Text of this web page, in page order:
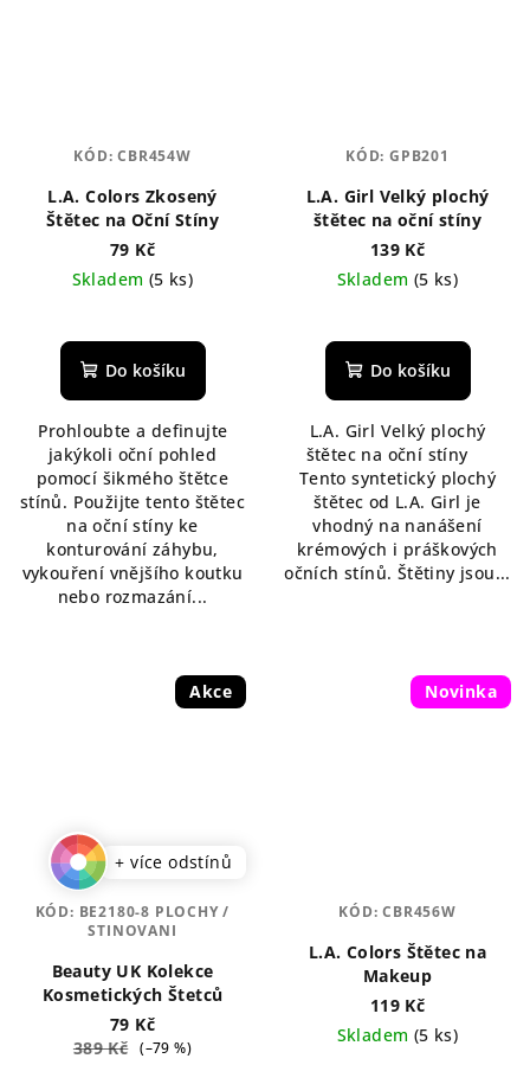
L.A. Colors Zkosený
Štětec na Oční Stíny
79 Kč
Skladem (5 ks)
Do košíku
Prohloubte a definujte
jakýkoli oční pohled
pomocí šikmého štětce
stínů. Použijte tento štětec
na oční stíny ke
konturování záhybu,
vykouření vnějšího koutku
nebo rozmazání...
KÓD:CBR454W
L.A. Girl Velký plochý
štětec na oční stíny
139 Kč
Skladem (5 ks)
Do košíku
L.A. Girl Velký plochý
štětec na oční stíny
Tento syntetický plochý
štětec od L.A. Girl je
vhodný na nanášení
krémových i práškových
očních stínů. Štětiny jsou...
KÓD:GPB201
Akce
+ více odstínů
Beauty UK Kolekce
Kosmetických Štetců
79 Kč
389 Kč (–79 %)
KÓD: BE2180-8 PLOCHY /
STINOVANI
Novinka
L.A. Colors Štětec na
Makeup
119 Kč
Skladem (5 ks)
KÓD:CBR456W